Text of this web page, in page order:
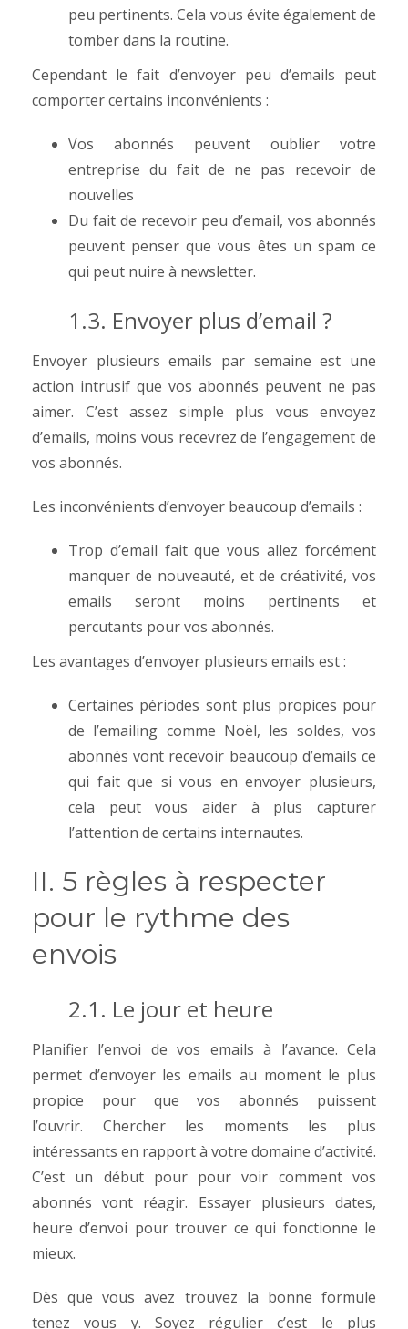
peu pertinents. Cela vous évite également de
tomber dans la routine.
Cependant le fait d’envoyer peu d’emails peut
comporter certains inconvénients :
Vos abonnés peuvent oublier votre
entreprise du fait de ne pas recevoir de
nouvelles
Du fait de recevoir peu d’email, vos abonnés
peuvent penser que vous êtes un spam ce
qui peut nuire à newsletter.
1.3. Envoyer plus d’email ?
Envoyer plusieurs emails par semaine est une
action intrusif que vos abonnés peuvent ne pas
aimer. C’est assez simple plus vous envoyez
d’emails, moins vous recevrez de l’engagement de
vos abonnés.
Les inconvénients d’envoyer beaucoup d’emails :
Trop d’email fait que vous allez forcément
manquer de nouveauté, et de créativité, vos
emails seront moins pertinents et
percutants pour vos abonnés.
Les avantages d’envoyer plusieurs emails est :
Certaines périodes sont plus propices pour
de l’emailing comme Noël, les soldes, vos
abonnés vont recevoir beaucoup d’emails ce
qui fait que si vous en envoyer plusieurs,
cela peut vous aider à plus capturer
l’attention de certains internautes.
II. 5 règles à respecter
pour le rythme des
envois
2.1. Le jour et heure
Planifier l’envoi de vos emails à l’avance. Cela
permet d’envoyer les emails au moment le plus
propice pour que vos abonnés puissent
l’ouvrir. Chercher les moments les plus
intéressants en rapport à votre domaine d’activité.
C’est un début pour pour voir comment vos
abonnés vont réagir. Essayer plusieurs dates,
heure d’envoi pour trouver ce qui fonctionne le
mieux.
Dès que vous avez trouvez la bonne formule
tenez vous y. Soyez régulier c’est le plus